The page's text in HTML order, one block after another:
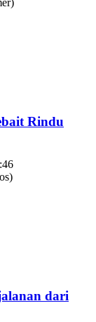
Rindu
dari